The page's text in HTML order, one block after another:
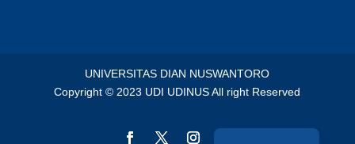
UNIVERSITAS DIAN NUSWANTORO
Copyright © 2023 UDI UDINUS All right Reserved